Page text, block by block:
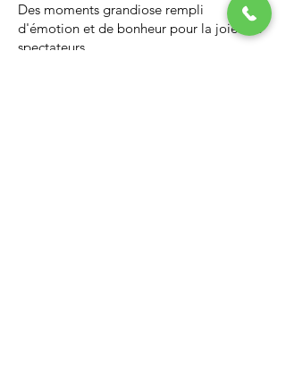
Des moments grandiose rempli
d'émotion et de bonheur pour la joie des
spectateurs.